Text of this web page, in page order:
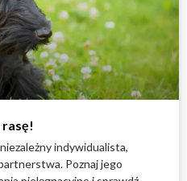
indywidualista,
Poznaj jego